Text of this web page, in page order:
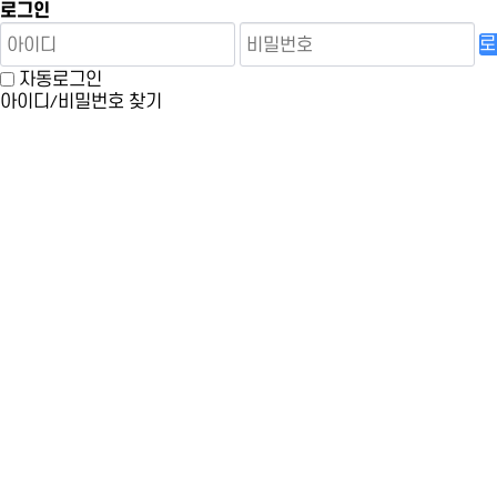
로그인
자동로그인
아이디/비밀번호 찾기